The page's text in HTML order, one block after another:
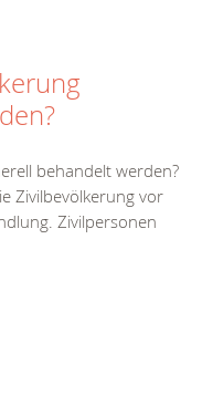
behandelt werden?
Zivilbevölkerung vor
Zivilpersonen